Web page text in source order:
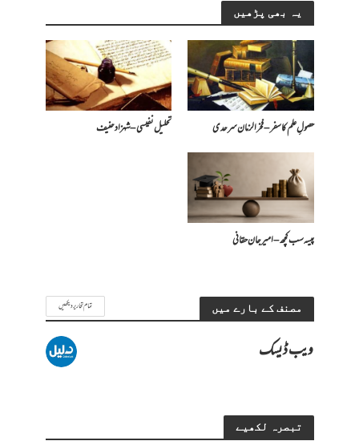
یہ بھی پڑھیں
حصولِ علم کا سفر – فخرالزمان سرحدی تحلیل نفیسی – شہزاد حنیف
پیسہ سب کچھ – امیرجان حقانی
مصنف کے بارے میں تمام تحاریر دیکھیں
ویب ڈیسک
تبصرہ لکھیے